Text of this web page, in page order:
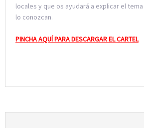
locales y que os ayudará a explicar el
lo conozcan.
PINCHA AQUÍ PARA DESCARGAR EL CARTEL